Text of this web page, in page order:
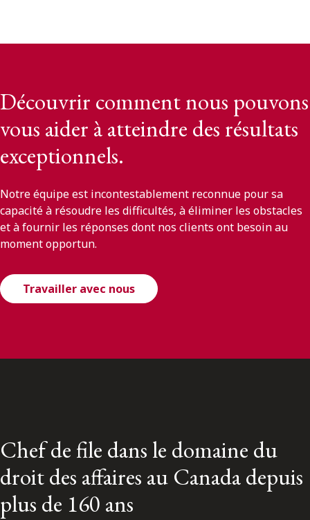
Découvrir comment nous pouvons
vous aider à atteindre des résultats
exceptionnels.
Notre équipe est incontestablement reconnue pour sa
capacité à résoudre les difficultés, à éliminer les obstacles
et à fournir les réponses dont nos clients ont besoin au
moment opportun.
Travailler avec nous
Chef de file dans le domaine du
droit des affaires au Canada depuis
plus de 160 ans